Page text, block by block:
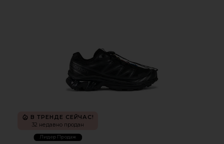
В ТРЕНДЕ СЕЙЧАС!
32 недавно продан
Лидер Продаж